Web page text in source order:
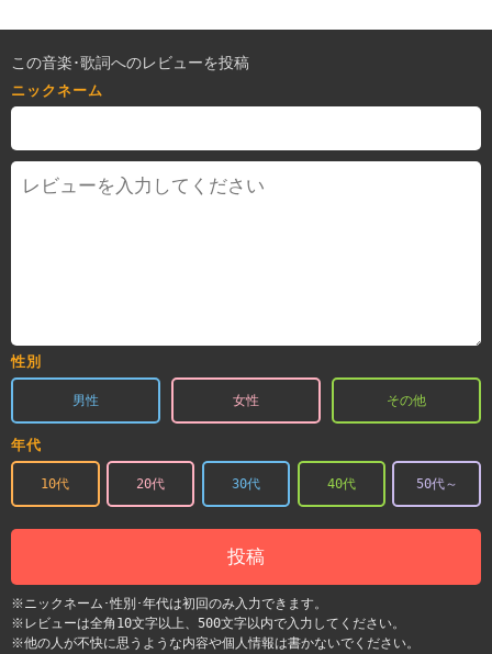
この音楽･歌詞へのレビューを投稿
ニックネーム
性別
男性 女性 その他
年代
10代 20代 30代 40代 50代～
投稿
※ニックネーム･性別･年代は初回のみ入力できます。
※レビューは全角10文字以上、500文字以内で入力してください。
※他の人が不快に思うような内容や個人情報は書かないでください。